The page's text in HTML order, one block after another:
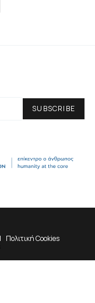
Πολιτική Cookies